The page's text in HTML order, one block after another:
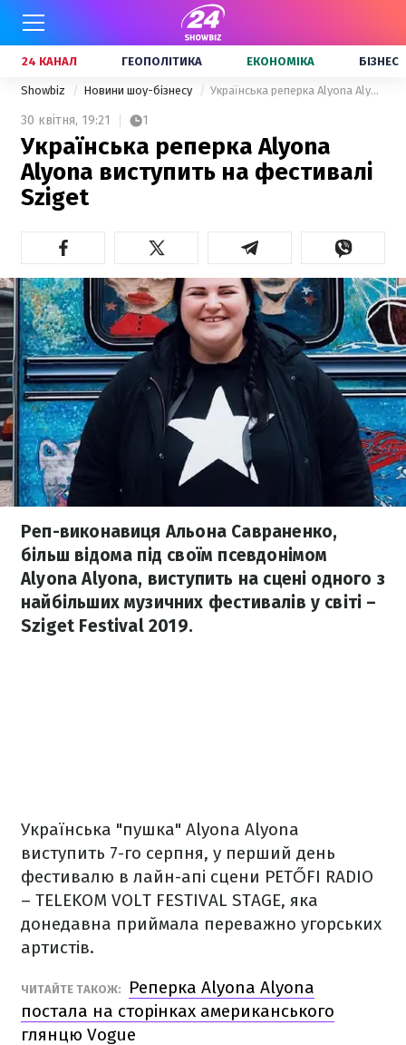
24 КАНАЛ ГЕОПОЛІТИКА ЕКОНОМІКА БІЗНЕС
Showbiz Новини шоу-бізнесу Українська реперка Alyona Alyona виступить на фестивалі Sziget
30 квітня, 19:21 1
Українська реперка Alyona
Alyona виступить на фестивалі
Sziget
Реп-виконавиця Альона Савраненко,
більш відома під своїм псевдонімом
Alyona Alyona, виступить на сцені одного з
найбільших музичних фестивалів у світі –
Sziget Festival 2019.
Українська "пушка" Alyona Alyona
виступить 7-го серпня, у перший день
фестивалю в лайн-апі сцени PETŐFI RADIO
– TELEKOM VOLT FESTIVAL STAGE, яка
донедавна приймала переважно угорських
артистів.
ЧИТАЙТЕ ТАКОЖ:
Реперка Alyona Alyona
постала на сторінках американського
глянцю Vogue